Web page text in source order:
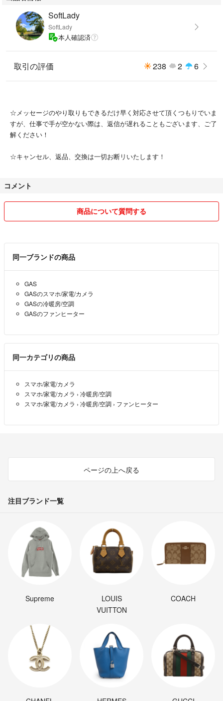
SoftLady
SoftLady
本人確認済
取引の評価 238 2 6
☆メッセージのやり取りもできるだけ早く対応させて頂くつもりでいま
すが、仕事で手が空かない際は、返信が遅れることもございます、ご了
解ください！
☆キャンセル、返品、交換は一切お断リいたします！
コメント
商品について質問する
同一ブランドの商品
GAS
GASのスマホ/家電/カメラ
GASの冷暖房/空調
GASのファンヒーター
同一カテゴリの商品
スマホ/家電/カメラ
スマホ/家電/カメラ › 冷暖房/空調
スマホ/家電/カメラ › 冷暖房/空調 › ファンヒーター
ページの上へ戻る
注目ブランド一覧
Supreme
LOUIS
VUITTON
COACH